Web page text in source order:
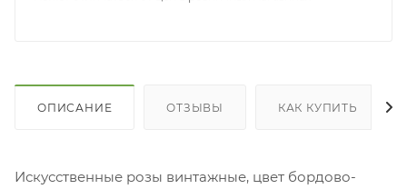
ОПИСАНИЕ ОТЗЫВЫ КАК КУПИТЬ
Искусственные розы винтажные, цвет бордово-